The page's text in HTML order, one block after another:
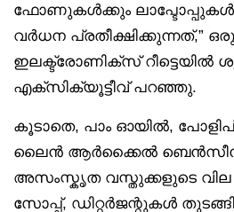
ഫോണുകൾക്കും
വർധന പ്രതീക്ഷിക്കുന്നത്,”
ഇലക്ട്രോണിക്സ് റീട്ടെയിൽ
എക്സിക്യൂട്ടീവ് പറഞ്ഞു.
കൂടാതെ, പാം ഓയിൽ,
ലൈൻ ആർക്കൈൽ ബെൻസീൻ
അസംസ്കൃത വസ്തുക്കളുടെ വില
സോപ്പ്, ഡിറ്റർജന്റുകൾ